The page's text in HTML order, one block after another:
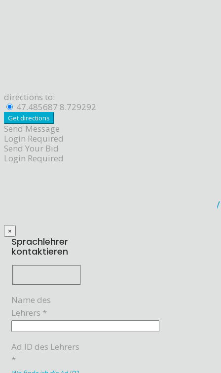
directions to:
47.485687 8.729292
Send Message
Login Required
Send Your Bid
Login Required
×
Sprachlehrer
kontaktieren
Name des
Lehrers *
Ad ID des Lehrers
*